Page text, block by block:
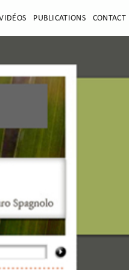
PUBLICATIONS CONTACT